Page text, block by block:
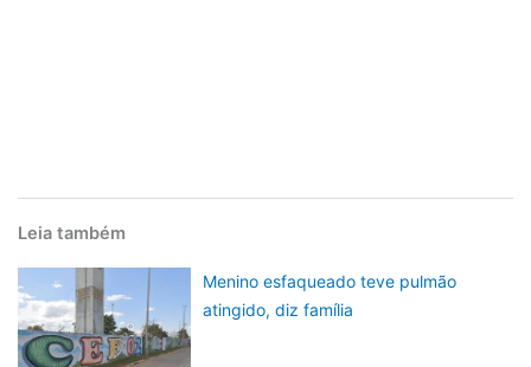
Leia também
Menino esfaqueado teve pulmão
atingido, diz família